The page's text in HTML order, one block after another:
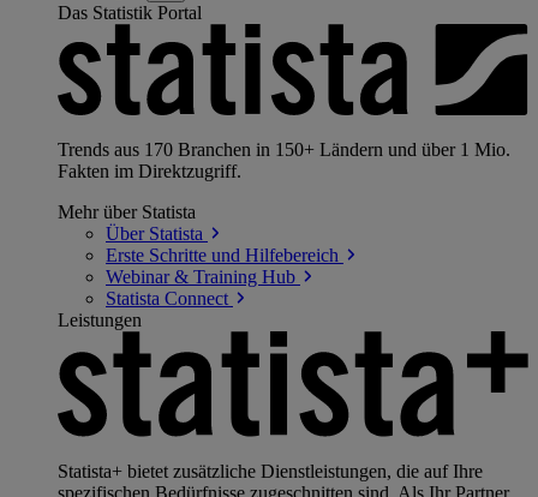
Das Statistik Portal
Trends aus 170 Branchen in 150+ Ländern und über 1 Mio.
Fakten im Direktzugriff.
Mehr über Statista
Über Statista
Erste Schritte und Hilfebereich
Webinar & Training Hub
Statista Connect
Leistungen
Statista+ bietet zusätzliche Dienstleistungen, die auf Ihre
spezifischen Bedürfnisse zugeschnitten sind. Als Ihr Partner